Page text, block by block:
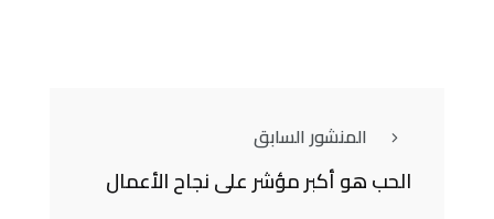
المنشور السابق
الحب هو أكبر مؤشر على نجاح الأعمال